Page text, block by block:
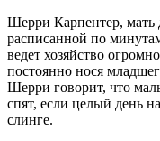
Шерри Карпентер, мать
расписанной по
ведет хозяйство
постоянно нося
Шерри говорит, что
спят, если целый день
слинге.